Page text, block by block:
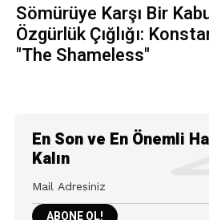
Sömürüye Karşı Bir
Özgürlük Çığlığı:
"The Shameless"
En Son ve En Önemli
Kalın